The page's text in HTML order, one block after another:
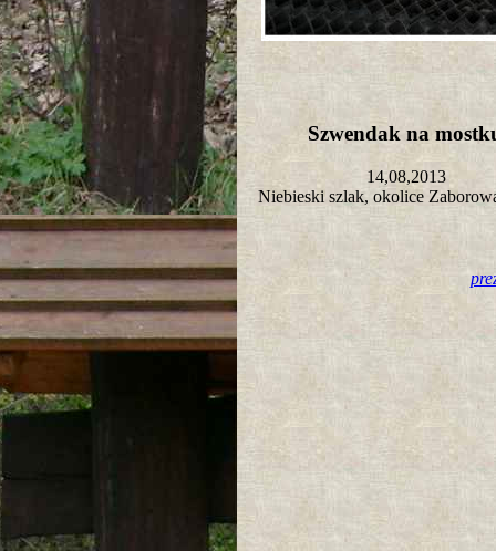
Szwendak na
14,08,2013
Niebieski szlak, okolice